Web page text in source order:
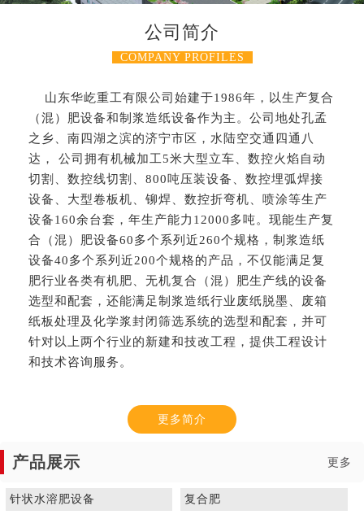
公司简介
COMPANY PROFILES
山东华屹重工有限公司始建于1986年，以生产复合
（混）肥设备和制浆造纸设备作为主。公司地处孔孟
之乡、南四湖之滨的济宁市区，水陆空交通四通八
达， 公司拥有机械加工5米大型立车、数控火焰自动
切割、数控线切割、800吨压装设备、数控埋弧焊接
设备、大型卷板机、铆焊、数控折弯机、喷涂等生产
设备160余台套，年生产能力12000多吨。现能生产复
合（混）肥设备60多个系列近260个规格，制浆造纸
设备40多个系列近200个规格的产品，不仅能满足复
肥行业各类有机肥、无机复合（混）肥生产线的设备
选型和配套，还能满足制浆造纸行业废纸脱墨、废箱
纸板处理及化学浆封闭筛选系统的选型和配套，并可
针对以上两个行业的新建和技改工程，提供工程设计
和技术咨询服务。
更多简介
产品展示 更多
针状水溶肥设备 复合肥